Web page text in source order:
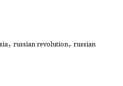
, russian revolution, russian